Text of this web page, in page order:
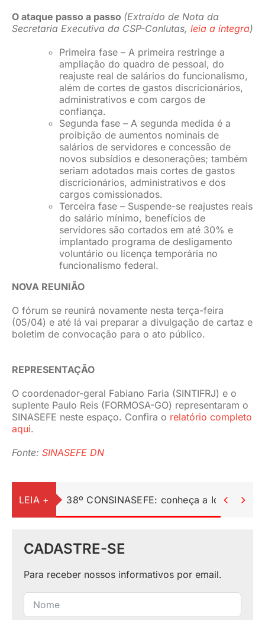
O ataque passo a passo (Extraído de Nota da
Secretaria Executiva da CSP-Conlutas, leia a íntegra)
Primeira fase – A primeira restringe a
ampliação do quadro de pessoal, do
reajuste real de salários do funcionalismo,
além de cortes de gastos discricionários,
administrativos e com cargos de
confiança.
Segunda fase – A segunda medida é a
proibição de aumentos nominais de
salários de servidores e concessão de
novos subsídios e desonerações; também
seriam adotados mais cortes de gastos
discricionários, administrativos e dos
cargos comissionados.
Terceira fase – Suspende-se reajustes reais
do salário mínimo, benefícios de
servidores são cortados em até 30% e
implantado programa de desligamento
voluntário ou licença temporária no
funcionalismo federal.
NOVA REUNIÃO
O fórum se reunirá novamente nesta terça-feira
(05/04) e até lá vai preparar a divulgação de cartaz e
boletim de convocação para o ato público.
REPRESENTAÇÃO
O coordenador-geral Fabiano Faria (SINTIFRJ) e o
suplente Paulo Reis (FORMOSA-GO) representaram o
SINASEFE neste espaço. Confira o relatório completo
aqui.
Fonte: SINASEFE DN
LEIA + 38º CONSINASEFE: conheça a  
CADASTRE-SE
Para receber nossos informativos por email.